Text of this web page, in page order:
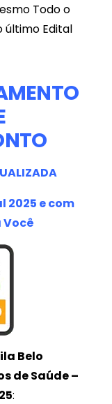
Todo o
último Edital
2025 e com
Belo
de Saúde –
: